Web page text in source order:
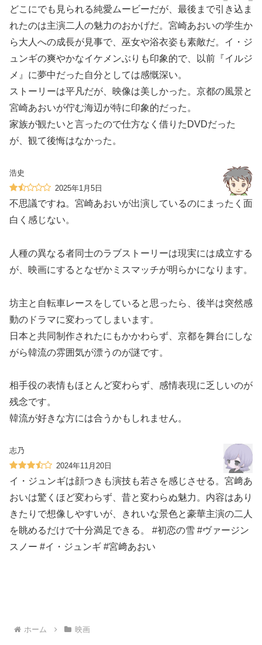
どこにでも見られる純愛ムービーだが、最後まで引き込ま
れたのは主演二人の魅力のおかげだ。宮崎あおいの学生か
ら大人への成長が見事で、巫女や浴衣姿も素敵だ。イ・ジ
ュンギの爽やかなイケメンぶりも印象的で、以前『イルジ
メ』に夢中だった自分としては感慨深い。
ストーリーは平凡だが、映像は美しかった。京都の風景と
宮崎あおいが佇む海辺が特に印象的だった。
家族が観たいと言ったので仕方なく借りたDVDだった
が、観て後悔はなかった。
浩史
2025年1月5日
不思議ですね。宮崎あおいが出演しているのにまったく面
白く感じない。
人種の異なる者同士のラブストーリーは現実には成立する
が、映画にするとなぜかミスマッチが明らかになります。
坊主と自転車レースをしていると思ったら、後半は突然感
動のドラマに変わってしまいます。
日本と共同制作されたにもかかわらず、京都を舞台にしな
がら韓流の雰囲気が漂うのが謎です。
相手役の表情もほとんど変わらず、感情表現に乏しいのが
残念です。
韓流が好きな方には合うかもしれません。
志乃
2024年11月20日
イ・ジュンギは顔つきも演技も若さを感じさせる。宮﨑あ
おいは驚くほど変わらず、昔と変わらぬ魅力。内容はあり
きたりで想像しやすいが、きれいな景色と豪華主演の二人
を眺めるだけで十分満足できる。 #初恋の雪 #ヴァージン
スノー #イ・ジュンギ #宮﨑あおい
ホーム 映画